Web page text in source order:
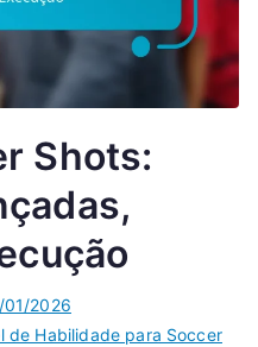
Shots:
2026
de Habilidade para Soccer